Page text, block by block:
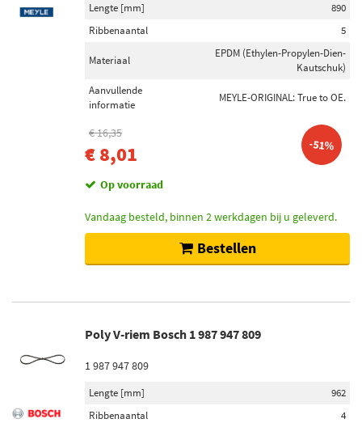
Lengte [mm]
890
Ribbenaantal
5
Materiaal
EPDM (Ethylen-Propylen-Dien-
Kautschuk)
Aanvullende
informatie
MEYLE-ORIGINAL: True to OE.
€ 16,35
€ 8,01 -51%
Op voorraad
Vandaag besteld, binnen 2 werkdagen bij u geleverd.
Bestellen
Poly V-riem Bosch 1 987 947 809
1 987 947 809
Lengte [mm]
962
Ribbenaantal
4